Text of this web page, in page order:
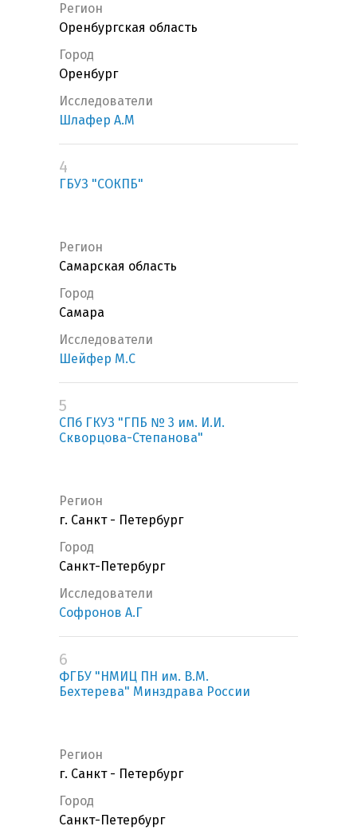
Регион
Оренбургская область
Город
Оренбург
Исследователи
Шлафер А.М
4
ГБУЗ "СОКПБ"
Регион
Самарская область
Город
Самара
Исследователи
Шейфер М.С
5
СПб ГКУЗ "ГПБ № 3 им. И.И.
Скворцова-Степанова"
Регион
г. Санкт - Петербург
Город
Санкт-Петербург
Исследователи
Софронов А.Г
6
ФГБУ "НМИЦ ПН им. В.М.
Бехтерева" Минздрава России
Регион
г. Санкт - Петербург
Город
Санкт-Петербург